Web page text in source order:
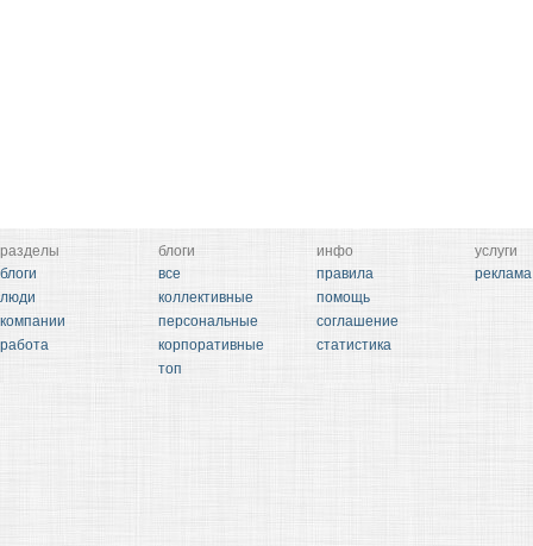
разделы
блоги
люди
компании
работа
блоги
все
коллективные
персональные
корпоративные
топ
инфо
правила
помощь
соглашение
статистика
услуги
реклама